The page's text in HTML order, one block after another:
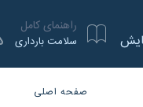
راهنمای کامل
سلامت بارداری
صفحه اصلی